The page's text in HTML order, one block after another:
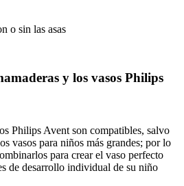
o sin las asas
y los vasos Philips
Philips Avent son compatibles, salvo
vasos para niños más grandes; por lo
para crear el vaso perfecto
de desarrollo individual de su niño